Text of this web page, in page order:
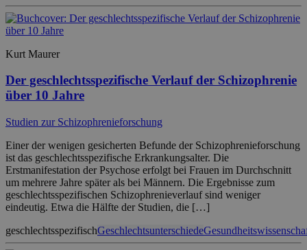
Kurt Maurer
Der geschlechtsspezifische Verlauf der Schizophrenie
über 10 Jahre
Studien zur Schizophrenieforschung
Einer der wenigen gesicherten Befunde der Schizophrenieforschung
ist das geschlechtsspezifische Erkrankungsalter. Die
Erstmanifestation der Psychose erfolgt bei Frauen im Durchschnitt
um mehrere Jahre später als bei Männern. Die Ergebnisse zum
geschlechtsspezifischen Schizophrenieverlauf sind weniger
eindeutig. Etwa die Hälfte der Studien, die […]
geschlechtsspezifischGeschlechtsunterschiede